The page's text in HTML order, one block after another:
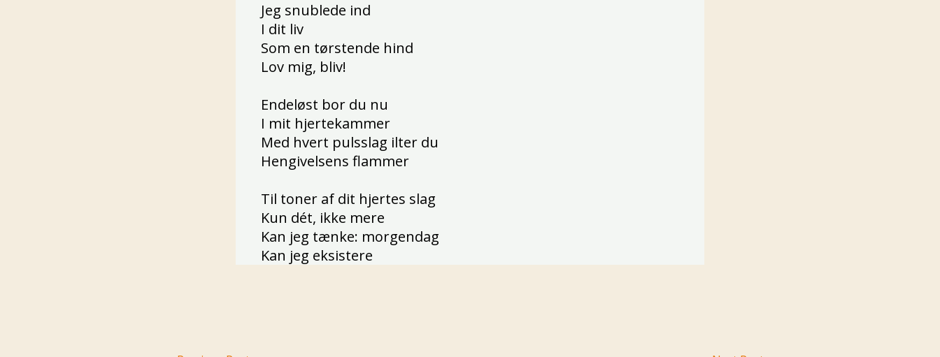
Jeg snublede ind
I dit liv
Som en tørstende hind
Lov mig, bliv!
Endeløst bor du nu
I mit hjertekammer
Med hvert pulsslag ilter du
Hengivelsens flammer
Til toner af dit hjertes slag
Kun dét, ikke mere
Kan jeg tænke: morgendag
Kan jeg eksistere